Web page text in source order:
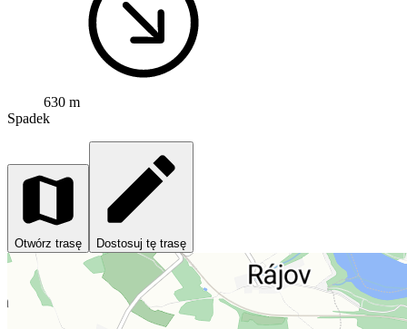
630 m
Spadek
Otwórz trasę Dostosuj tę trasę